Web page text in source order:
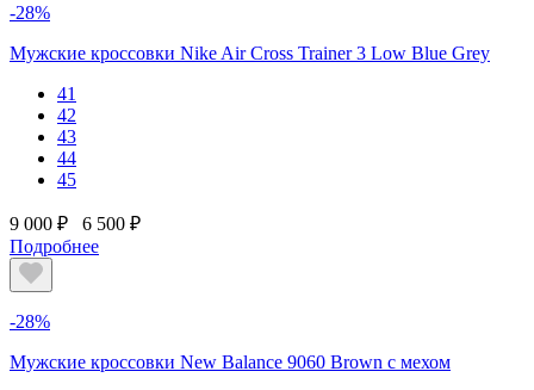
-28%
Мужские кроссовки Nike Air Cross Trainer 3 Low Blue Grey
41
42
43
44
45
9 000 ₽
6 500 ₽
Подробнее
-28%
Мужские кроссовки New Balance 9060 Brown с мехом